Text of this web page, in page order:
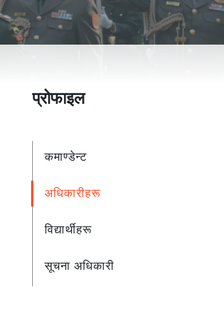
प्रोफाइल
कमाण्डेन्ट
अधिकारीहरू
विद्यार्थीहरू
सूचना अधिकारी